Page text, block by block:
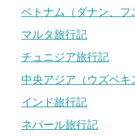
ベトナム（ダナン、
マルタ旅行記
チュニジア旅行記
中央アジア（ウズベ
インド旅行記
ネパール旅行記